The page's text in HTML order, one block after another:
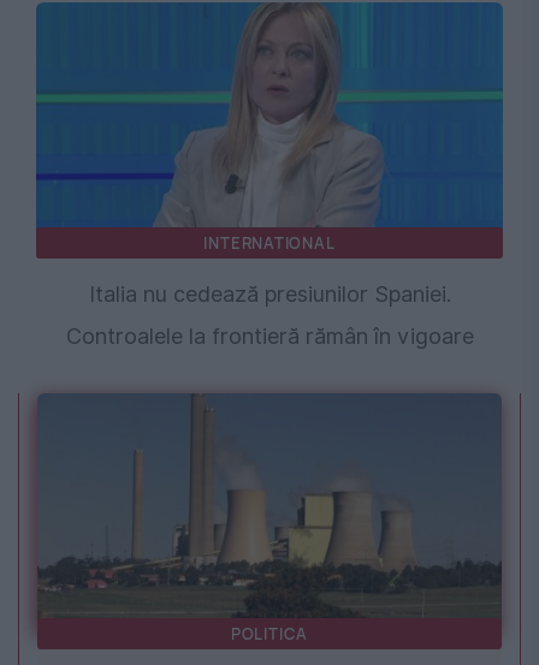
INTERNATIONAL
Italia nu cedează presiunilor Spaniei.
Controalele la frontieră rămân în vigoare
POLITICA